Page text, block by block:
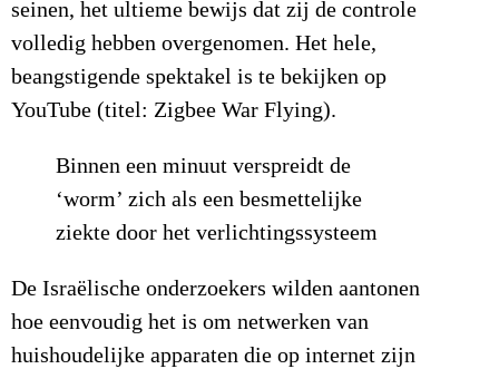
seinen, het ultieme bewijs dat zij de controle
volledig hebben overgenomen. Het hele,
beangstigende spektakel is te bekijken op
YouTube (titel: Zigbee War Flying).
Binnen een minuut verspreidt de
‘worm’ zich als een besmettelijke
ziekte door het verlichtingssysteem
De Israëlische onderzoekers wilden aantonen
hoe eenvoudig het is om netwerken van
huishoudelijke apparaten die op internet zijn